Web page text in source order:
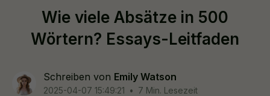
Wie viele Absätze in 500
Wörtern? Essays-Leitfaden
Schreiben von Emily Watson
2025-04-07 15:49:21 • 7 Min. Lesezeit